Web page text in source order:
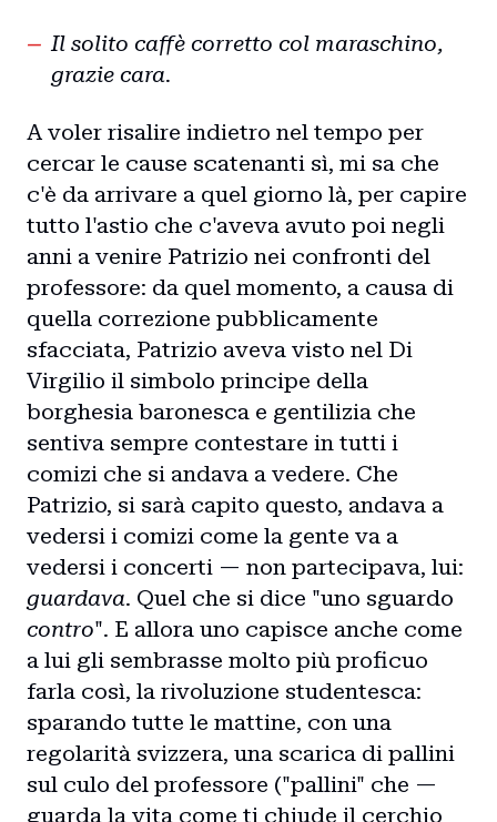
Il solito caffè corretto col maraschino,
grazie cara.
A voler risalire indietro nel tempo per
cercar le cause scatenanti sì, mi sa che
c'è da arrivare a quel giorno là, per capire
tutto l'astio che c'aveva avuto poi negli
anni a venire Patrizio nei confronti del
professore: da quel momento, a causa di
quella correzione pubblicamente
sfacciata, Patrizio aveva visto nel Di
Virgilio il simbolo principe della
borghesia baronesca e gentilizia che
sentiva sempre contestare in tutti i
comizi che si andava a vedere. Che
Patrizio, si sarà capito questo, andava a
vedersi i comizi come la gente va a
vedersi i concerti — non partecipava, lui:
guardava. Quel che si dice "uno sguardo
contro". E allora uno capisce anche come
a lui gli sembrasse molto più proficuo
farla così, la rivoluzione studentesca:
sparando tutte le mattine, con una
regolarità svizzera, una scarica di pallini
sul culo del professore ("pallini" che —
guarda la vita come ti chiude il cerchio